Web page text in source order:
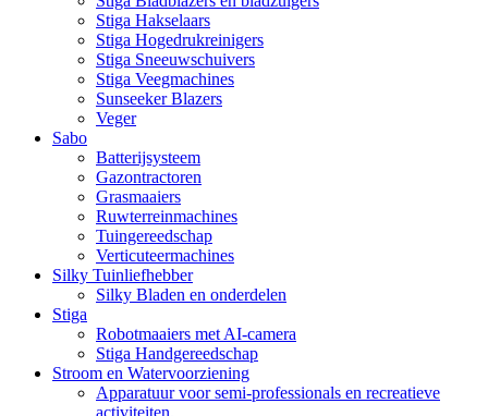
Stiga Hakselaars
Stiga Hogedrukreinigers
Stiga Sneeuwschuivers
Stiga Veegmachines
Sunseeker Blazers
Veger
Sabo
Batterijsysteem
Gazontractoren
Grasmaaiers
Ruwterreinmachines
Tuingereedschap
Verticuteermachines
Silky Tuinliefhebber
Silky Bladen en onderdelen
Stiga
Robotmaaiers met AI-camera
Stiga Handgereedschap
Stroom en Watervoorziening
Apparatuur voor semi-professionals en recreatieve
activiteiten.